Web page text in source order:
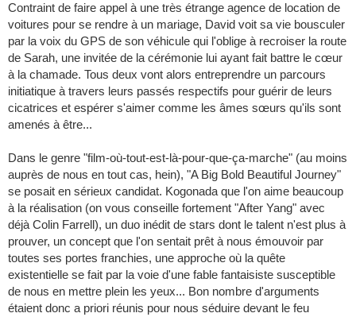
Contraint de faire appel à une très étrange agence de location de
voitures pour se rendre à un mariage, David voit sa vie bousculer
par la voix du GPS de son véhicule qui l'oblige à recroiser la route
de Sarah, une invitée de la cérémonie lui ayant fait battre le cœur
à la chamade. Tous deux vont alors entreprendre un parcours
initiatique à travers leurs passés respectifs pour guérir de leurs
cicatrices et espérer s'aimer comme les âmes sœurs qu'ils sont
amenés à être...
Dans le genre "film-où-tout-est-là-pour-que-ça-marche" (au moins
auprès de nous en tout cas, hein), "A Big Bold Beautiful Journey"
se posait en sérieux candidat. Kogonada que l'on aime beaucoup
à la réalisation (on vous conseille fortement "After Yang" avec
déjà Colin Farrell), un duo inédit de stars dont le talent n'est plus à
prouver, un concept que l'on sentait prêt à nous émouvoir par
toutes ses portes franchies, une approche où la quête
existentielle se fait par la voie d'une fable fantaisiste susceptible
de nous en mettre plein les yeux... Bon nombre d'arguments
étaient donc a priori réunis pour nous séduire devant le feu